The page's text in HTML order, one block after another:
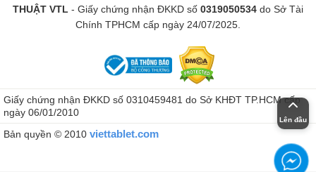
THUẬT VTL - Giấy chứng nhận ĐKKD số 0319050534 do Sở Tài
Chính TPHCM cấp ngày 24/07/2025.
Giấy chứng nhận ĐKKD số 0310459481 do Sở KHĐT TP.HCM cấp
ngày 06/01/2010
Bản quyền © 2010 viettablet.com
Lên đầu